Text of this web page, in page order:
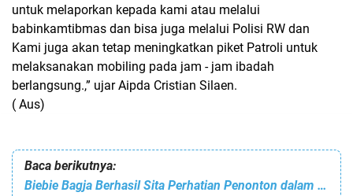
untuk melaporkan kepada kami atau melalui
babinkamtibmas dan bisa juga melalui Polisi RW dan
Kami juga akan tetap meningkatkan piket Patroli untuk
melaksanakan mobiling pada jam - jam ibadah
berlangsung.,” ujar Aipda Cristian Silaen.
( Aus)
Baca berikutnya:
Biebie Bagja Berhasil Sita Perhatian Penonton dalam Fashion Show Pakaian Sunda di Art Center Garut